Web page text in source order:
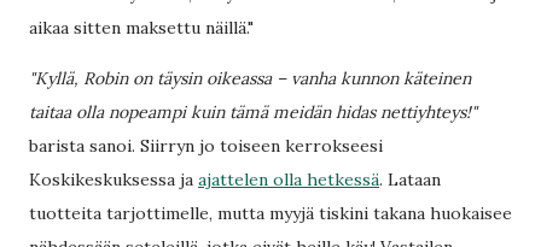
aikaa sitten maksettu näillä."
"Kyllä, Robin on täysin oikeassa – vanha kunnon käteinen
taitaa olla nopeampi kuin tämä meidän hidas nettiyhteys!"
barista sanoi. Siirryn jo toiseen kerrokseesi
Koskikeskuksessa ja ajattelen olla hetkessä. Lataan
tuotteita tarjottimelle, mutta myyjä tiskini takana huokaisee